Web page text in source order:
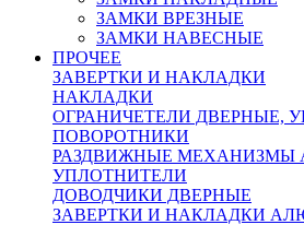
ЗАМКИ ВРЕЗНЫЕ
ЗАМКИ НАВЕСНЫЕ
ПРОЧЕЕ
ЗАВЕРТКИ И НАКЛАДКИ
НАКЛАДКИ
ОГРАНИЧЕТЕЛИ ДВЕРНЫЕ,
ПОВОРОТНИКИ
РАЗДВИЖНЫЕ МЕХАНИЗМЫ
УПЛОТНИТЕЛИ
ДОВОДЧИКИ ДВЕРНЫЕ
ЗАВЕРТКИ И НАКЛАДКИ